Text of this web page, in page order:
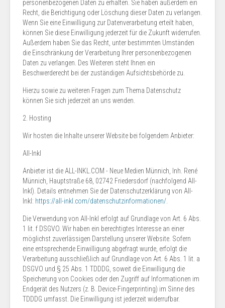
personenbezogenen Daten zu erhalten. Sie haben außerdem ein
Recht, die Berichtigung oder Löschung dieser Daten zu verlangen.
Wenn Sie eine Einwilligung zur Datenverarbeitung erteilt haben,
können Sie diese Einwilligung jederzeit für die Zukunft widerrufen.
Außerdem haben Sie das Recht, unter bestimmten Umständen
die Einschränkung der Verarbeitung Ihrer personenbezogenen
Daten zu verlangen. Des Weiteren steht Ihnen ein
Beschwerderecht bei der zuständigen Aufsichtsbehörde zu.
Hierzu sowie zu weiteren Fragen zum Thema Datenschutz
können Sie sich jederzeit an uns wenden.
2. Hosting
Wir hosten die Inhalte unserer Website bei folgendem Anbieter:
All-Inkl
Anbieter ist die ALL-INKL.COM - Neue Medien Münnich, Inh. René
Münnich, Hauptstraße 68, 02742 Friedersdorf (nachfolgend All-
Inkl). Details entnehmen Sie der Datenschutzerklärung von All-
Inkl: https://all-inkl.com/datenschutzinformationen/
Die Verwendung von All-Inkl erfolgt auf Grundlage von Art. 6 Abs.
1 lit. f DSGVO. Wir haben ein berechtigtes Interesse an einer
möglichst zuverlässigen Darstellung unserer Website. Sofern
eine entsprechende Einwilligung abgefragt wurde, erfolgt die
Verarbeitung ausschließlich auf Grundlage von Art. 6 Abs. 1 lit. a
DSGVO und § 25 Abs. 1 TDDDG, soweit die Einwilligung die
Speicherung von Cookies oder den Zugriff auf Informationen im
Endgerät des Nutzers (z. B. Device-Fingerprinting) im Sinne des
TDDDG umfasst. Die Einwilligung ist jederzeit widerrufbar.